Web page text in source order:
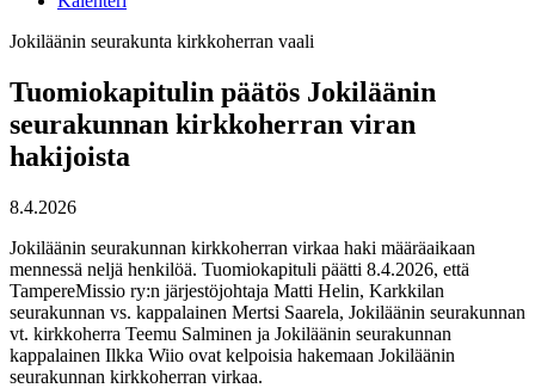
Jokiläänin seurakunta kirkkoherran vaali
Tuomiokapitulin päätös Jokiläänin
seurakunnan kirkkoherran viran
hakijoista
8.4.2026
Jokiläänin seurakunnan kirkkoherran virkaa haki määräaikaan
mennessä neljä henkilöä. Tuomiokapituli päätti 8.4.2026, että
TampereMissio ry:n järjestöjohtaja Matti Helin, Karkkilan
seurakunnan vs. kappalainen Mertsi Saarela, Jokiläänin seurakunnan
vt. kirkkoherra Teemu Salminen ja Jokiläänin seurakunnan
kappalainen Ilkka Wiio ovat kelpoisia hakemaan Jokiläänin
seurakunnan kirkkoherran virkaa.